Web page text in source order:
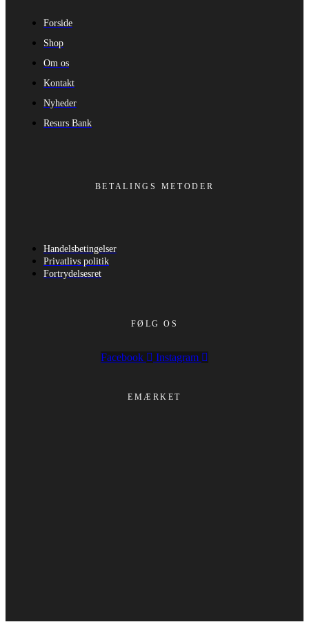
Forside
Shop
Om os
Kontakt
Nyheder
Resurs Bank
BETALINGS METODER
Handelsbetingelser
Privatlivs politik
Fortrydelsesret
FØLG OS
Facebook Instagram
EMÆRKET